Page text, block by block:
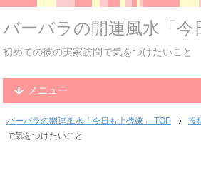
バーバラの開運風水「今
初めての彼の実家訪問で気をつけたいこと
メニュー
バーバラの開運風水「今日も上機嫌」 TOP 投
で気をつけたいこと